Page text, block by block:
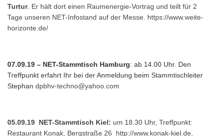
Turtur. Er hält dort einen Raumenergie-Vortrag und teilt für 2
Tage unseren NET-Infostand auf der Messe. https://www.weite-
horizonte.de/
07.09.19 – NET-Stammtisch Hamburg: ab 14.00 Uhr. Den
Treffpunkt erfahrt Ihr bei der Anmeldung beim Stammtischleiter
Stephan dpbhv-techno@yahoo.com
05.09.19 NET-Stammtisch Kiel: um 18.30 Uhr, Treffpunkt:
Restaurant Konak, Bergstraße 26 http://www.konak-kiel.de